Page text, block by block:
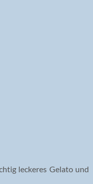
leckeres Gelato und